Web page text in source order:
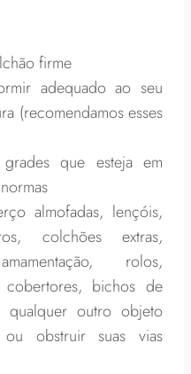
firme
adequado ao seu
(recomendamos esses
que esteja em
almofadas, lençóis,
colchões extras,
rolos,
cobertores, bichos de
qualquer outro objeto
obstruir suas vias